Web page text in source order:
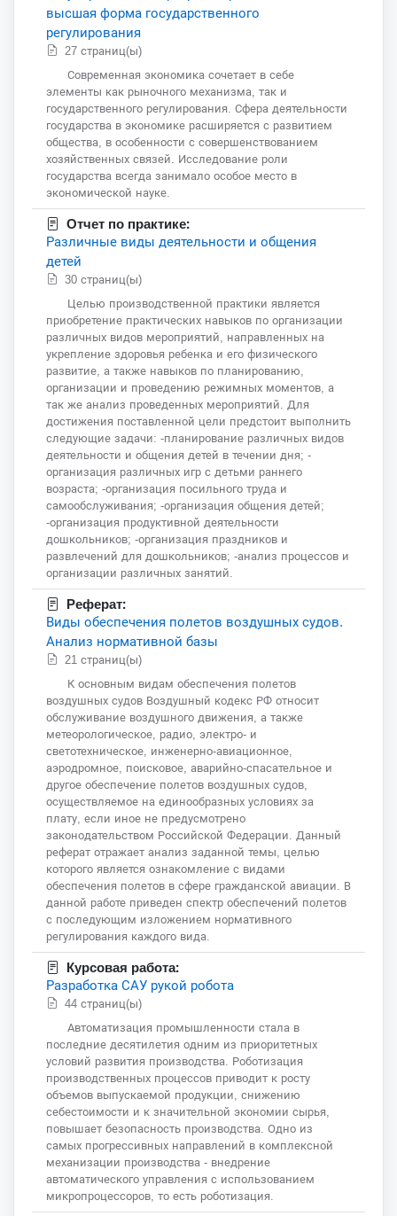
высшая форма государственного
регулирования
27 страниц(ы)
Современная экономика сочетает в себе
элементы как рыночного механизма, так и
государственного регулирования. Сфера деятельности
государства в экономике расширяется с развитием
общества, в особенности с совершенствованием
хозяйственных связей. Исследование роли
государства всегда занимало особое место в
экономической науке.
Отчет по практике:
Различные виды деятельности и общения
детей
30 страниц(ы)
Целью производственной практики является
приобретение практических навыков по организации
различных видов мероприятий, направленных на
укрепление здоровья ребенка и его физического
развитие, а также навыков по планированию,
организации и проведению режимных моментов, а
так же анализ проведенных мероприятий. Для
достижения поставленной цели предстоит выполнить
следующие задачи: -планирование различных видов
деятельности и общения детей в течении дня; -
организация различных игр с детьми раннего
возраста; -организация посильного труда и
самообслуживания; -организация общения детей;
-организация продуктивной деятельности
дошкольников; -организация праздников и
развлечений для дошкольников; -анализ процессов и
организации различных занятий.
Реферат:
Виды обеспечения полетов воздушных судов.
Анализ нормативной базы
21 страниц(ы)
К основным видам обеспечения полетов
воздушных судов Воздушный кодекс РФ относит
обслуживание воздушного движения, а также
метеорологическое, радио, электро- и
светотехническое, инженерно-авиационное,
аэродромное, поисковое, аварийно-спасательное и
другое обеспечение полетов воздушных судов,
осуществляемое на единообразных условиях за
плату, если иное не предусмотрено
законодательством Российской Федерации. Данный
реферат отражает анализ заданной темы, целью
которого является ознакомление с видами
обеспечения полетов в сфере гражданской авиации. В
данной работе приведен спектр обеспечений полетов
с последующим изложением нормативного
регулирования каждого вида.
Курсовая работа:
Разработка САУ рукой робота
44 страниц(ы)
Автоматизация промышленности стала в
последние десятилетия одним из приоритетных
условий развития производства. Роботизация
производственных процессов приводит к росту
объемов выпускаемой продукции, снижению
себестоимости и к значительной экономии сырья,
повышает безопасность производства. Одно из
самых прогрессивных направлений в комплексной
механизации производства - внедрение
автоматического управления с использованием
микропроцессоров, то есть роботизация.